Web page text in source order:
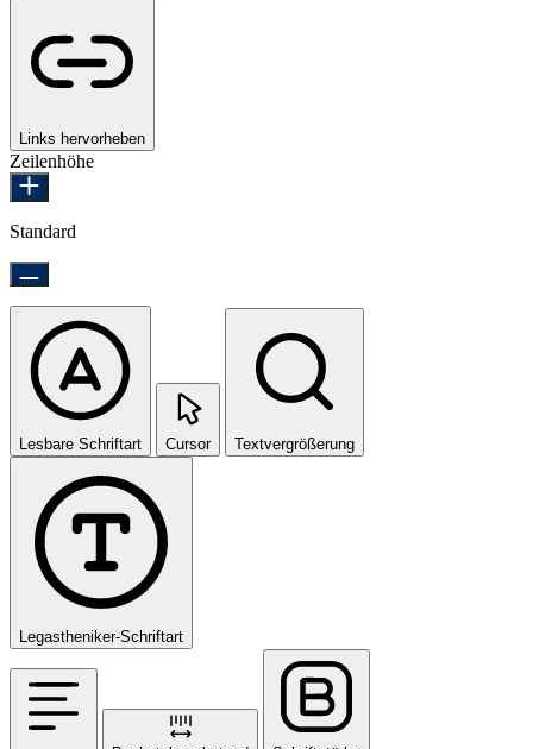
Links hervorheben
Zeilenhöhe
Standard
Lesbare Schriftart Cursor Textvergrößerung
Legastheniker-Schriftart